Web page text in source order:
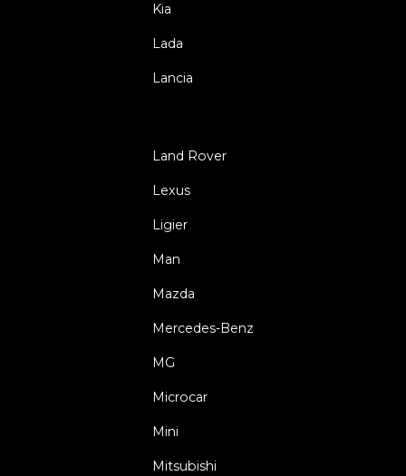
Kia
Lada
Lancia
Land Rover
Lexus
Ligier
Man
Mazda
Mercedes-Benz
MG
Microcar
Mini
Mitsubishi